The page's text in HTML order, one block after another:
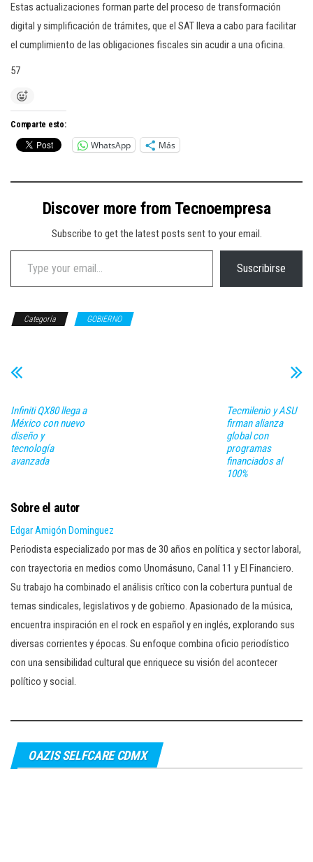
Estas actualizaciones forman parte del proceso de transformación
digital y simplificación de trámites, que el SAT lleva a cabo para facilitar
el cumplimiento de las obligaciones fiscales sin acudir a una oficina.
57
Comparte esto:
WhatsApp Más
Discover more from Tecnoempresa
Subscribe to get the latest posts sent to your email.
Type your email…
Suscribirse
Categoría GOBIERNO
Infiniti QX80 llega a
México con nuevo
diseño y
tecnología
avanzada
Tecmilenio y ASU
firman alianza
global con
programas
financiados al
100%
Sobre el autor
Edgar Amigón Dominguez
Periodista especializado por mas de 30 años en política y sector laboral,
con trayectoria en medios como Unomásuno, Canal 11 y El Financiero.
Su trabajo ha combinado el análisis crítico con la cobertura puntual de
temas sindicales, legislativos y de gobierno. Apasionado de la música,
encuentra inspiración en el rock en español y en inglés, explorando sus
diversas corrientes y épocas. Su enfoque combina oficio periodístico
con una sensibilidad cultural que enriquece su visión del acontecer
político y social.
OAZIS SELFCARE CDMX